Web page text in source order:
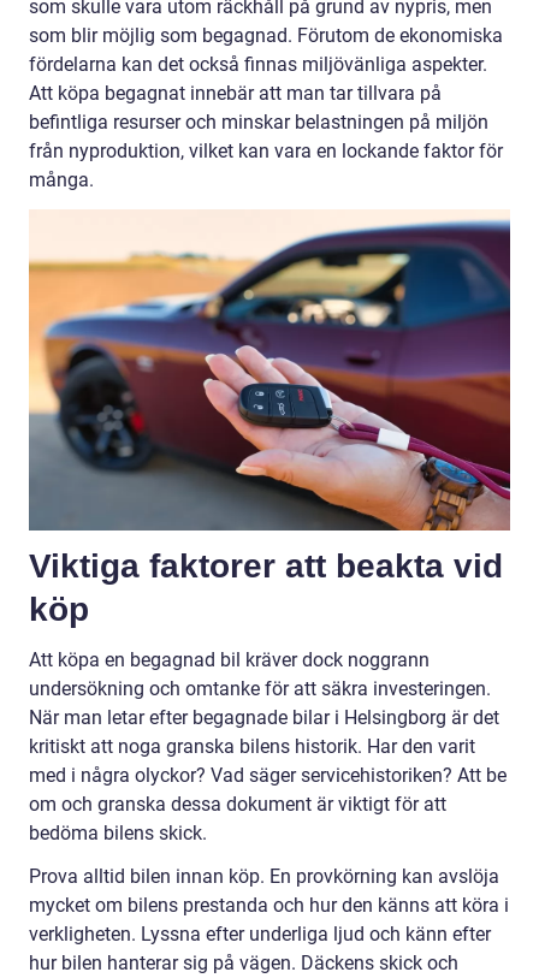
som skulle vara utom räckhåll på grund av nypris, men
som blir möjlig som begagnad. Förutom de ekonomiska
fördelarna kan det också finnas miljövänliga aspekter.
Att köpa begagnat innebär att man tar tillvara på
befintliga resurser och minskar belastningen på miljön
från nyproduktion, vilket kan vara en lockande faktor för
många.
Viktiga faktorer att beakta vid
köp
Att köpa en begagnad bil kräver dock noggrann
undersökning och omtanke för att säkra investeringen.
När man letar efter begagnade bilar i Helsingborg är det
kritiskt att noga granska bilens historik. Har den varit
med i några olyckor? Vad säger servicehistoriken? Att be
om och granska dessa dokument är viktigt för att
bedöma bilens skick.
Prova alltid bilen innan köp. En provkörning kan avslöja
mycket om bilens prestanda och hur den känns att köra i
verkligheten. Lyssna efter underliga ljud och känn efter
hur bilen hanterar sig på vägen. Däckens skick och